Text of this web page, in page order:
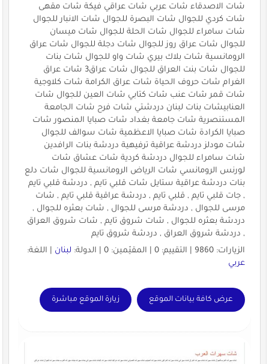
شات الاصدقاء شات عربي شات عراقي فيكة شات مقهى
شات كردي للجوال شات البصرة للجوال شات الانبار للجوال
شات سامراء للجوال شات الحلة للجوال شات ميسان
للجوال شات عراق روز للجوال شات دجلة للجوال شات عراق
الرومانسية شات بلاك بيري شات واو للجوال شات بنات
للجوال شات بنت العراق للجوال شات عراق3 شات عراق
الغرام شات حروف الحياة شات عراق الكرامة شات كلاوجية
شات قمر شات عنب شات كتابي شات العين للجوال شات
العنابيشات بنات لبنان دردشتي شات فرح شات الجامعة
المستنصرية شات جامعة بغداد شات صبايا المنصور شات
صبايا الكرادة شات صبايا الاعظمية شات سوالف للجوال
شات مودلز دردشة عراقية ترفيهية دردشة بنات الرافدين
شات سامراء للجوال دردشة كردية شات عشاق شات
لورنس الرومانسي شات الرياض الرومانسية للجوال شات دلع
بنات دردشة عراقية ستايل شات قلبي تايم , دردشة قلبي تايم
, جات قلبي تايم , قلبي تايم , دردشة عراقية قلبي تايم , شات
مرسى للجوال , دردشة مرسى للجوال , شات بعثره للجوال ,
دردشة بعثره للجوال , شات شروق تايم , شات شروق العراق
, دردشة شروق العراق , دردشة شروق تايم
الزيارات: 9860 | التقييم: 0 | المقيّمين: 0 | الدولة:
لبنان| اللغة:
عربي
عرض كافة بيانات الموقع زيارة الموقع مباشرة